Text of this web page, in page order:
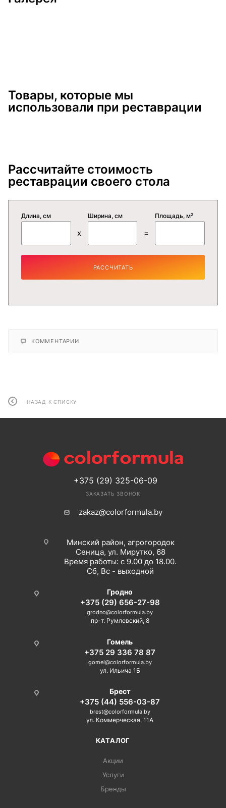
Товары, которые мы
использовали при реставрации
Рассчитайте стоимость
реставрации своего стола
Длина, см
x
Ширина, см
=
Площадь, м²
РАССЧИТАТЬ
КОММЕНТАРИИ
НАЗАД К СПИСКУ
+375 (29) 325-06-09
ЗАКАЗАТЬ ЗВОНОК
zakaz@colorformula.by
Минский район, агрогородок
Сеница, ул. Мирутко, 68
Время работы: с 9.00 до 18.00.
Сб, Вс - выходной
Гродно
+375 (29) 656-27-98
grodno@colorformula.by
пр-т. Румлевский, 8
Гомель
+375 29 336 78 87
gomel@colorformula.by
ул. Ильича 1Б
Брест
+375 (44) 556-03-87
brest@colorformula.by
ул. Коммерческая, 11А
КАТАЛОГ
Акции
Услуги
Бренды